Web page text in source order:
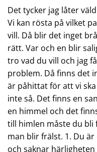
Det tycker jag låter
Vi kan rösta på vilket
vill. Då blir det inget
rätt. Var och en blir
tro vad du vill och jag
problem. Då finns det
är påhittat för att vi
inte så. Det finns en
en himmel och det
till himlen måste du
man blir frälst. 1. Du
och saknar